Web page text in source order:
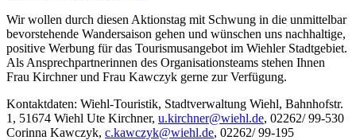
Wir wollen durch diesen Aktionstag mit Schwung in die unmittelbar
bevorstehende Wandersaison gehen und wünschen uns nachhaltige,
positive Werbung für das Tourismusangebot im Wiehler Stadtgebiet.
Als Ansprechpartnerinnen des Organisationsteams stehen Ihnen
Frau Kirchner und Frau Kawczyk gerne zur Verfügung.
Kontaktdaten: Wiehl-Touristik, Stadtverwaltung Wiehl, Bahnhofstr.
1, 51674 Wiehl Ute Kirchner, u.kirchner@wiehl.de, 02262/ 99-530
Corinna Kawczyk, c.kawczyk@wiehl.de, 02262/ 99-195